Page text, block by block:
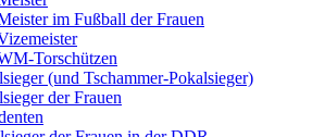
im Fußball der Frauen
Torschützen
(und Tschammer-Pokalsieger)
der Frauen